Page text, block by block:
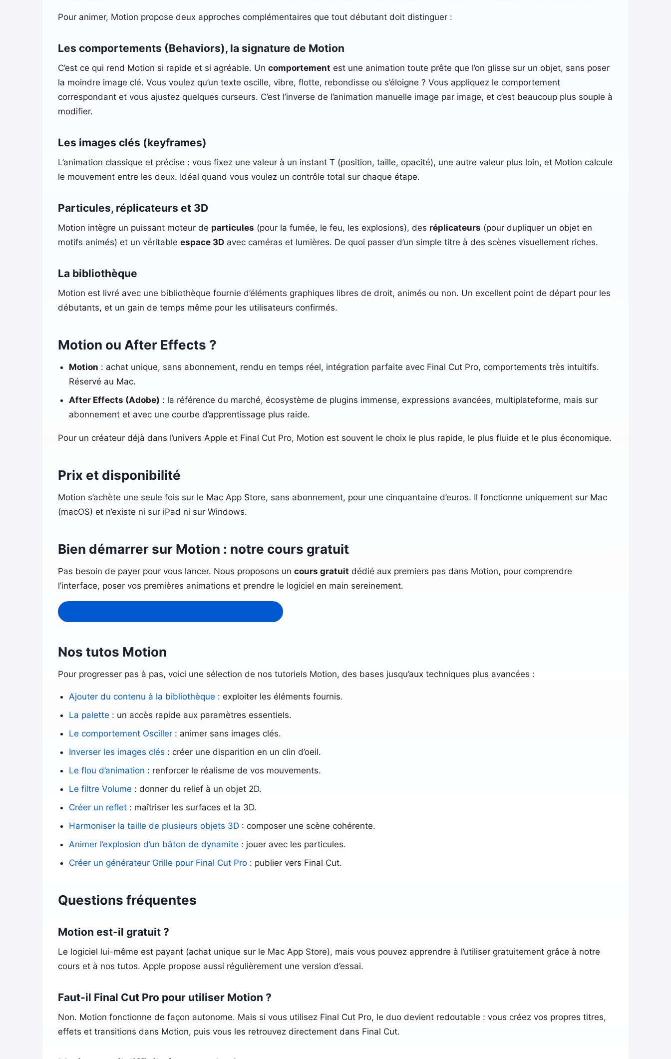
Pour animer, Motion propose deux approches complémentaires que tout débutant doit distinguer :
Les comportements (Behaviors), la signature de Motion
C’est ce qui rend Motion si rapide et si agréable. Un comportement est une animation toute prête que l’on glisse sur un objet, sans poser
la moindre image clé. Vous voulez qu’un texte oscille, vibre, flotte, rebondisse ou s’éloigne ? Vous appliquez le comportement
correspondant et vous ajustez quelques curseurs. C’est l’inverse de l’animation manuelle image par image, et c’est beaucoup plus souple à
modifier.
Les images clés (keyframes)
L’animation classique et précise : vous fixez une valeur à un instant T (position, taille, opacité), une autre valeur plus loin, et Motion calcule
le mouvement entre les deux. Idéal quand vous voulez un contrôle total sur chaque étape.
Particules, réplicateurs et 3D
Motion intègre un puissant moteur de particules (pour la fumée, le feu, les explosions), des réplicateurs (pour dupliquer un objet en
motifs animés) et un véritable espace 3Davec caméras et lumières. De quoi passer d’un simple titre à des scènes visuellement riches.
La bibliothèque
Motion est livré avec une bibliothèque fournie d’éléments graphiques libres de droit, animés ou non. Un excellent point de départ pour les
débutants, et un gain de temps même pour les utilisateurs confirmés.
Motion ou After Effects ?
Motion : achat unique, sans abonnement, rendu en temps réel, intégration parfaite avec Final Cut Pro, comportements très intuitifs.
Réservé au Mac.
After Effects (Adobe) : la référence du marché, écosystème de plugins immense, expressions avancées, multiplateforme, mais sur
abonnement et avec une courbe d’apprentissage plus raide.
Pour un créateur déjà dans l’univers Apple et Final Cut Pro, Motion est souvent le choix le plus rapide, le plus fluide et le plus économique.
Prix et disponibilité
Motion s’achète une seule fois sur le Mac App Store, sans abonnement, pour une cinquantaine d’euros. Il fonctionne uniquement sur Mac
(macOS) et n’existe ni sur iPad ni sur Windows.
Bien démarrer sur Motion : notre cours gratuit
Pas besoin de payer pour vous lancer. Nous proposons un cours gratuit dédié aux premiers pas dans Motion, pour comprendre
l’interface, poser vos premières animations et prendre le logiciel en main sereinement.
Nos tutos Motion
Pour progresser pas à pas, voici une sélection de nos tutoriels Motion, des bases jusqu’aux techniques plus avancées :
Ajouter du contenu à la bibliothèque : exploiter les éléments fournis.
La palette : un accès rapide aux paramètres essentiels.
Le comportement Osciller: animer sans images clés.
Inverser les images clés : créer une disparition en un clin d’oeil.
Le flou d’animation : renforcer le réalisme de vos mouvements.
Le filtre Volume : donner du relief à un objet 2D.
Créer un reflet: maîtriser les surfaces et la 3D.
Harmoniser la taille de plusieurs objets 3D: composer une scène cohérente.
Animer l’explosion d’un bâton de dynamite : jouer avec les particules.
Créer un générateur Grille pour Final Cut Pro: publier vers Final Cut.
Questions fréquentes
Motion est-il gratuit ?
Le logiciel lui-même est payant (achat unique sur le Mac App Store), mais vous pouvez apprendre à l’utiliser gratuitement grâce à notre
cours et à nos tutos. Apple propose aussi régulièrement une version d’essai.
Faut-il Final Cut Pro pour utiliser Motion ?
Non. Motion fonctionne de façon autonome. Mais si vous utilisez Final Cut Pro, le duo devient redoutable : vous créez vos propres titres,
effets et transitions dans Motion, puis vous les retrouvez directement dans Final Cut.